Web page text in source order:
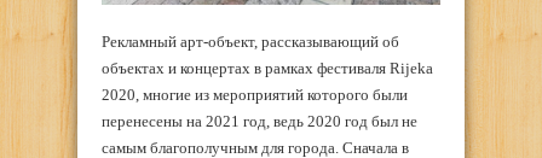
Рекламный арт-объект, рассказывающий об
объектах и концертах в рамках фестиваля Rijeka
2020, многие из мероприятий которого были
перенесены на 2021 год, ведь 2020 год был не
самым благополучным для города. Сначала в